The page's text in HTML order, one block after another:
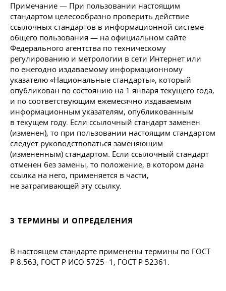
Примечание — При пользовании настоящим
стандартом целесообразно проверить действие
ссылочных стандартов в информационной системе
общего пользования — на официальном сайте
Федерального агентства по техническому
регулированию и метрологии в сети Интернет или
по ежегодно издаваемому информационному
указателю «Национальные стандарты», который
опубликован по состоянию на 1 января текущего года,
и по соответствующим ежемесячно издаваемым
информационным указателям, опубликованным
в текущем году. Если ссылочный стандарт заменен
(изменен), то при пользовании настоящим стандартом
следует руководствоваться заменяющим
(измененным) стандартом. Если ссылочный стандарт
отменен без замены, то положение, в котором дана
ссылка на него, применяется в части,
не затрагивающей эту ссылку.
3 ТЕРМИНЫ И ОПРЕДЕЛЕНИЯ
В настоящем стандарте применены термины по ГОСТ
Р 8.563, ГОСТ Р ИСО 5725−1, ГОСТ Р 52361.